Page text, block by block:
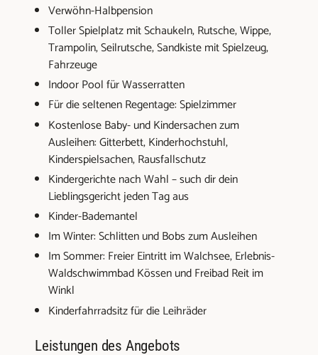
Verwöhn-Halbpension
Toller Spielplatz mit Schaukeln, Rutsche, Wippe,
Trampolin, Seilrutsche, Sandkiste mit Spielzeug,
Fahrzeuge
Indoor Pool für Wasserratten
Für die seltenen Regentage: Spielzimmer
Kostenlose Baby- und Kindersachen zum
Ausleihen: Gitterbett, Kinderhochstuhl,
Kinderspielsachen, Rausfallschutz
Kindergerichte nach Wahl – such dir dein
Lieblingsgericht jeden Tag aus
Kinder-Bademantel
Im Winter: Schlitten und Bobs zum Ausleihen
Im Sommer: Freier Eintritt im Walchsee, Erlebnis-
Waldschwimmbad Kössen und Freibad Reit im
Winkl
Kinderfahrradsitz für die Leihräder
Leistungen des Angebots